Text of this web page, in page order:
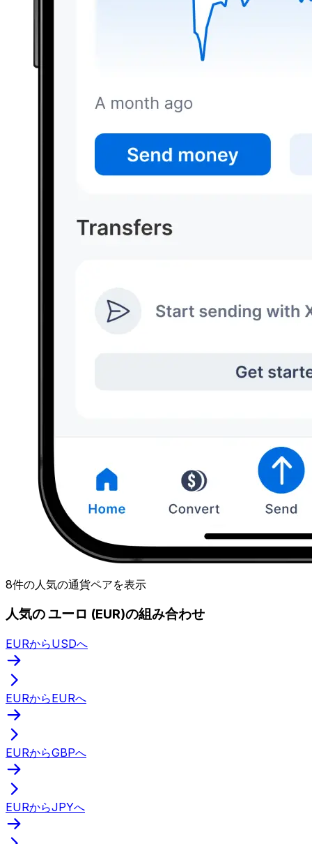
8件の人気の通貨ペアを表示
人気の ユーロ (EUR)の組み合わせ
EURからUSDへ
EURからEURへ
EURからGBPへ
EURからJPYへ